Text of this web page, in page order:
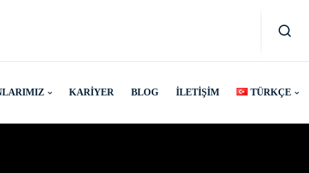
KARIYER BLOG İLETIŞIM TÜRKÇE